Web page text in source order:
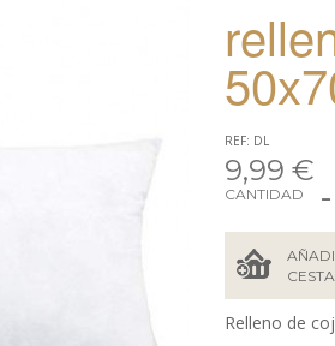
REF: DL
9,99 €
CANTIDAD
CESTA
Relleno de